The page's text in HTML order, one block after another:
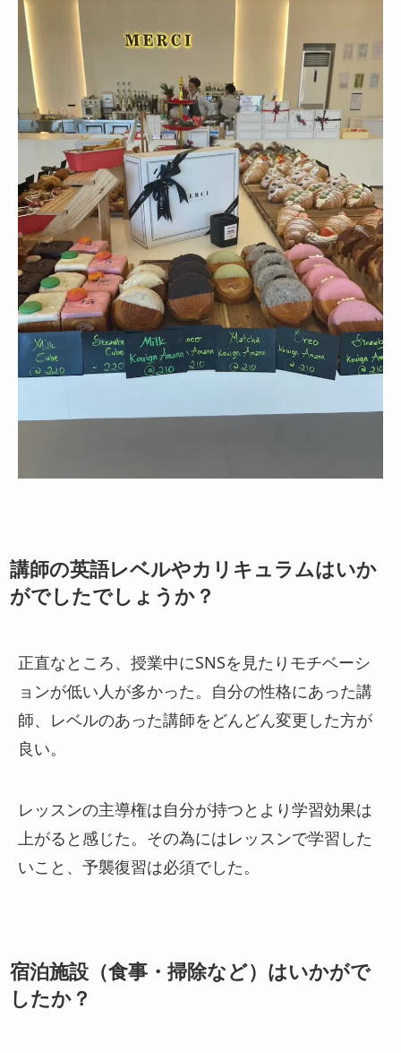
講師の英語レベルやカリキュラムはいか
がでしたでしょうか？
正直なところ、授業中にSNSを見たりモチベーシ
ョンが低い人が多かった。自分の性格にあった講
師、レベルのあった講師をどんどん変更した方が
良い。
レッスンの主導権は自分が持つとより学習効果は
上がると感じた。その為にはレッスンで学習した
いこと、予襲復習は必須でした。
宿泊施設（食事・掃除など）はいかがで
したか？